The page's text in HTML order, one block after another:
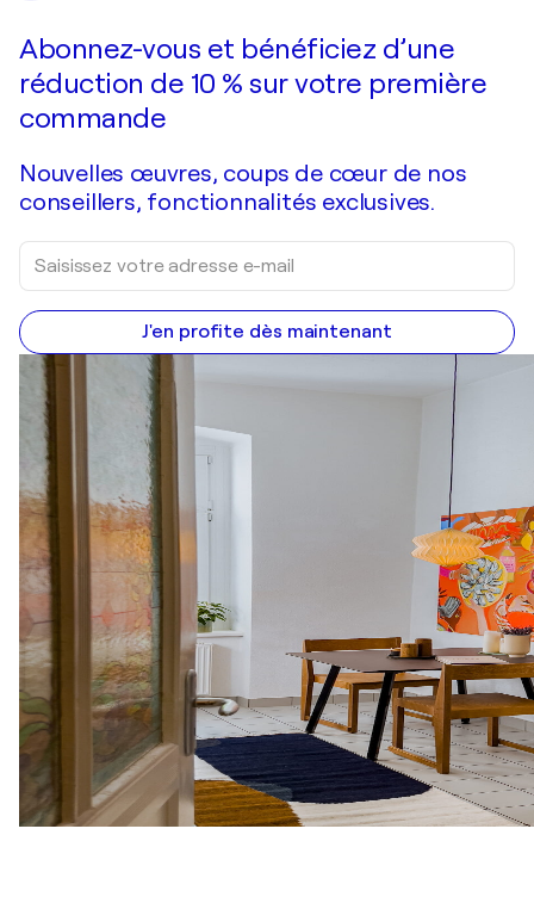
Abonnez-vous et bénéficiez d’une
réduction de 10 % sur votre première
commande
Nouvelles œuvres, coups de cœur de nos
conseillers, fonctionnalités exclusives.
J'en profite dès maintenant